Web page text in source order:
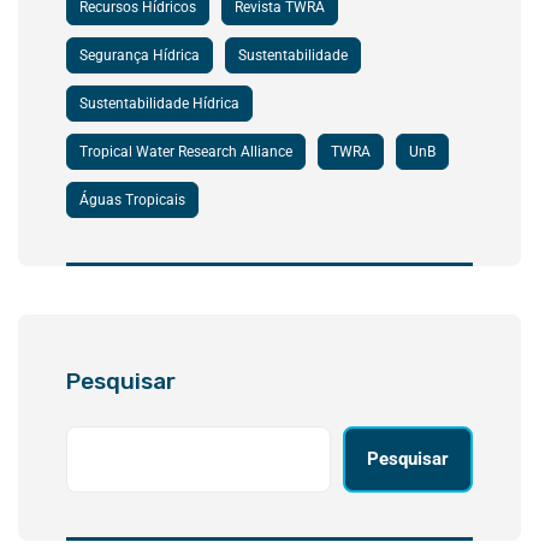
Recursos Hídricos Revista TWRA
Segurança Hídrica Sustentabilidade
Sustentabilidade Hídrica
Tropical Water Research Alliance TWRA UnB
Águas Tropicais
Pesquisar
Pesquisar